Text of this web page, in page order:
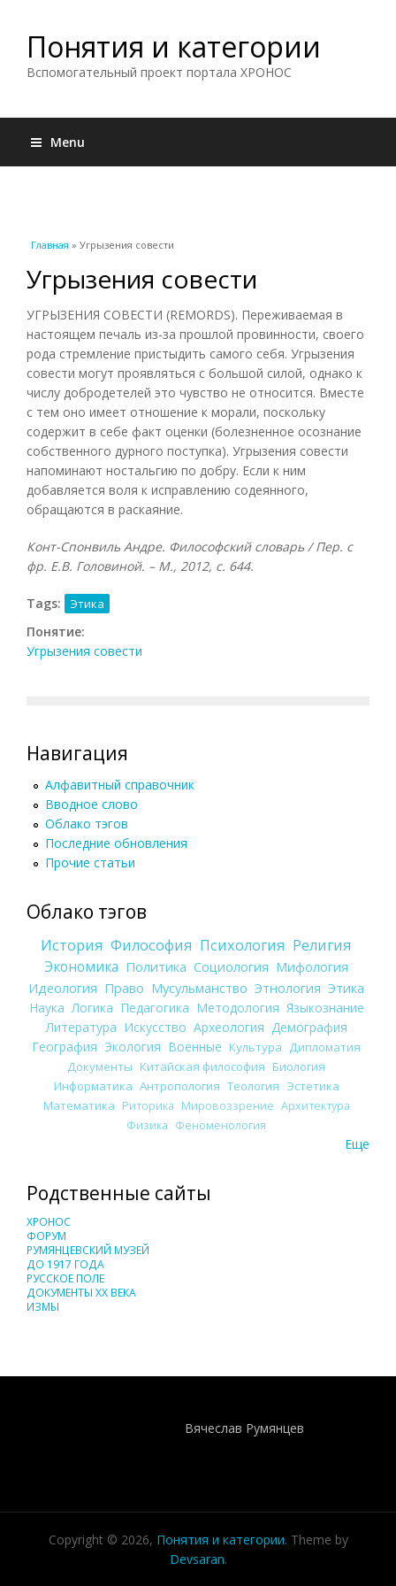
Понятия и категории
Вспомогательный проект портала ХРОНОС
Menu
Вы здесь
Главная » Угрызения совести
Угрызения совести
УГРЫЗЕНИЯ СОВЕСТИ (REMORDS). Переживаемая в
настоящем печаль из-за прошлой провинности, своего
рода стремление пристыдить самого себя. Угрызения
совести могут проявляться с большой силой, однако к
числу добродетелей это чувство не относится. Вместе
с тем оно имеет отношение к морали, поскольку
содержит в себе факт оценки (болезненное осознание
собственного дурного поступка). Угрызения совести
напоминают ностальгию по добру. Если к ним
добавляется воля к исправлению содеянного,
обращаются в раскаяние.
Конт-Спонвиль Андре. Философский словарь / Пер. с
фр. Е.В. Головиной. – М., 2012, с. 644.
Tags: Этика
Понятие:
Угрызения совести
Навигация
Алфавитный справочник
Вводное слово
Облако тэгов
Последние обновления
Прочие статьи
Облако тэгов
История Философия Психология Религия
Экономика Политика Социология Мифология
Идеология Право Мусульманство Этнология Этика
Наука Логика Педагогика Методология Языкознание
Литература Искусство Археология Демография
География Экология Военные Культура
Дипломатия
Документы Китайская философия Биология
Информатика Антропология Теология Эстетика
Математика Риторика Мировоззрение Архитектура
Физика Феноменология
Еще
Родственные сайты
ХРОНОС
ФОРУМ
РУМЯНЦЕВСКИЙ МУЗЕЙ
ДО 1917 ГОДА
РУССКОЕ ПОЛЕ
ДОКУМЕНТЫ XX ВЕКА
ИЗМЫ
Вячеслав Румянцев
Copyright © 2026, Понятия и категории. Theme by
Devsaran.